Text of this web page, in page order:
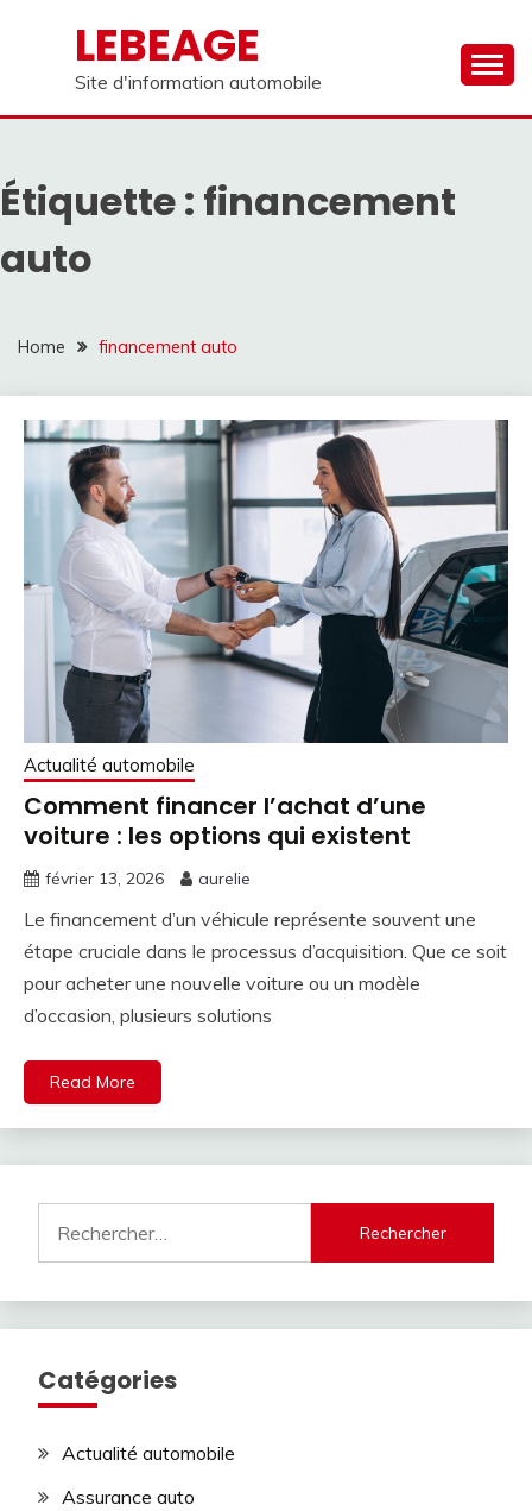
LEBEAGE
Site d'information automobile
Étiquette : financement
auto
Home financement auto
Actualité automobile
Comment financer l’achat d’une
voiture : les options qui existent
février 13, 2026 aurelie
Le financement d’un véhicule représente souvent une
étape cruciale dans le processus d’acquisition. Que ce soit
pour acheter une nouvelle voiture ou un modèle
d’occasion, plusieurs solutions
Read More
Catégories
Actualité automobile
Assurance auto